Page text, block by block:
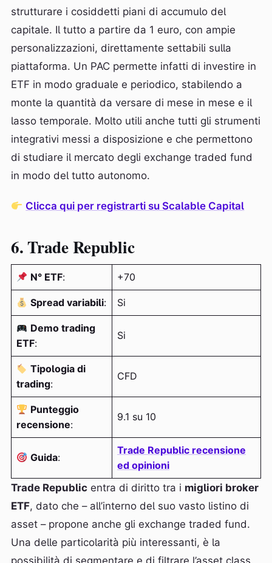
strutturare i cosiddetti piani di accumulo del
capitale. Il tutto a partire da 1 euro, con ampie
personalizzazioni, direttamente settabili sulla
piattaforma. Un PAC permette infatti di investire in
ETF in modo graduale e periodico, stabilendo a
monte la quantità da versare di mese in mese e il
lasso temporale. Molto utili anche tutti gli strumenti
integrativi messi a disposizione e che permettono
di studiare il mercato degli exchange traded fund
in modo del tutto autonomo.
Clicca qui per registrarti su Scalable Capital
6. Trade Republic
N° ETF: +70
Spread variabili: Si
Demo trading
ETF:
Si
Tipologia di
trading:
CFD
Punteggio
recensione:
9.1 su 10
Guida:
Trade Republic recensione
ed opinioni
Trade Republic entra di diritto tra i migliori broker
ETF, dato che – all’interno del suo vasto listino di
asset – propone anche gli exchange traded fund.
Una delle particolarità più interessanti, è la
possibilità di segmentare e di filtrare l’asset class